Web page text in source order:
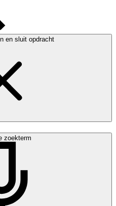
en sluit opdracht
zoekterm